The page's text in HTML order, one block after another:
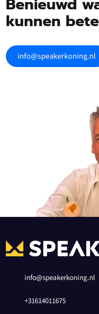
kunnen
info@speakerkoning.nl
info@speakerkoning.nl
+31614011675